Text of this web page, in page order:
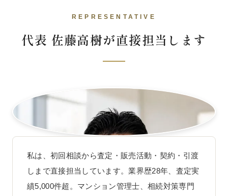
REPRESENTATIVE
代表 佐藤高樹が直接担当します
私は、初回相談から査定・販売活動・契約・引渡
しまで直接担当しています。業界歴28年、査定実
績5,000件超。マンション管理士、相続対策専門